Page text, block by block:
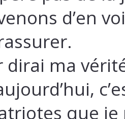
d’en
dirai ma
que je